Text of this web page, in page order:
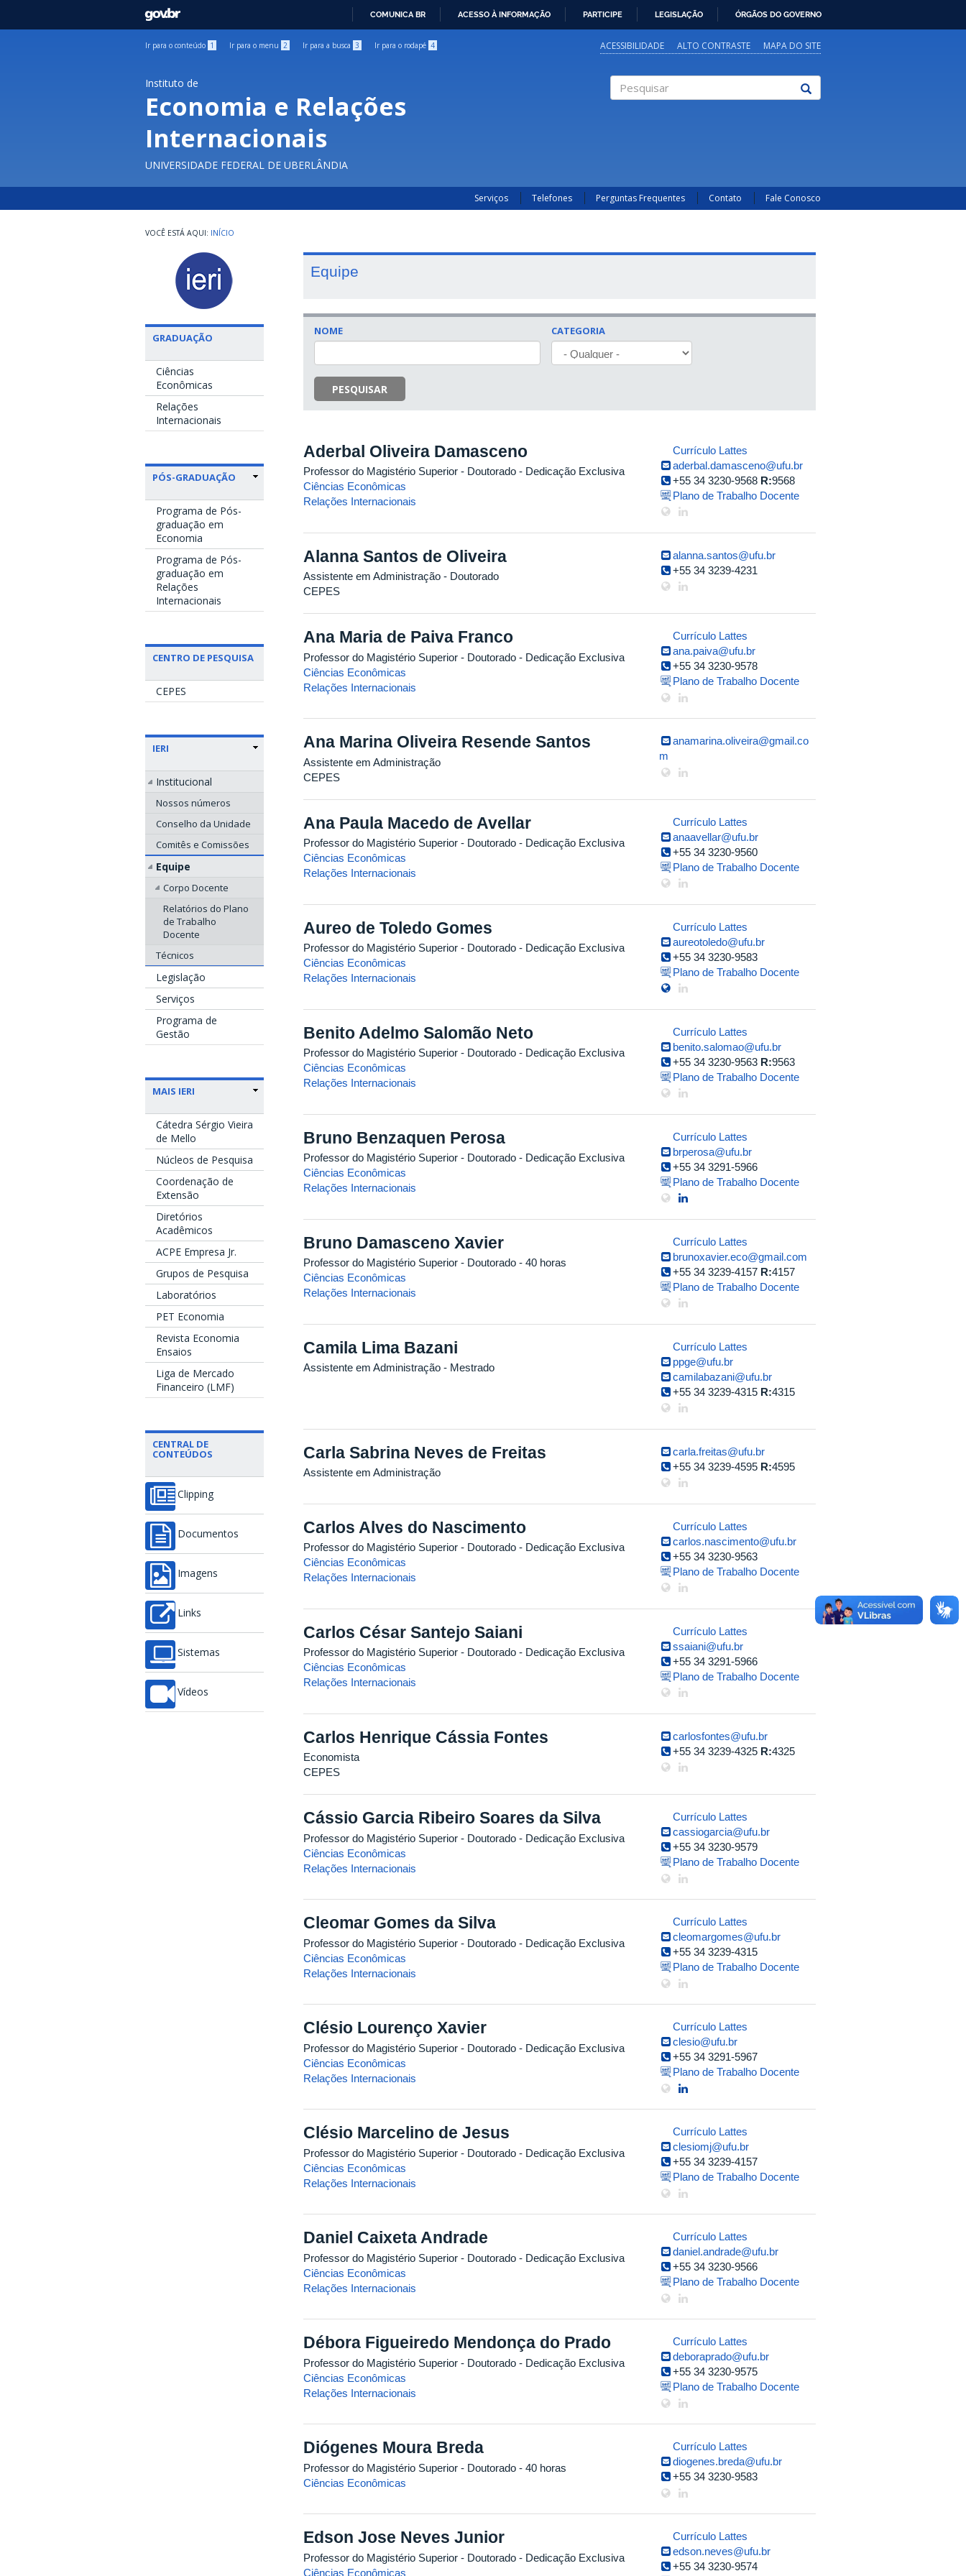
GOVBR
COMUNICA BR ACESSO À INFORMAÇÃO PARTICIPE LEGISLAÇÃO ÓRGÃOS DO GOVERNO
Ir para o conteúdo 1 Ir para o menu 2 Ir para a busca 3 Ir para o rodapé 4 ACESSIBILIDADE ALTO CONTRASTE MAPA DO SITE
Instituto de
Economia e Relações
Internacionais
UNIVERSIDADE FEDERAL DE UBERLÂNDIA
Serviços Telefones Perguntas Frequentes Contato Fale Conosco
INÍCIO
GRADUAÇÃO
Ciências
Econômicas
Relações
Internacionais
PÓS-GRADUAÇÃO
Programa de Pós-
graduação em
Economia
Programa de Pós-
graduação em
Relações
Internacionais
CENTRO DE PESQUISA
CEPES
IERI
Institucional
Nossos números
Conselho da Unidade
Comitês e Comissões
Equipe
Corpo Docente
Relatórios do Plano
de Trabalho
Docente
Técnicos
Legislação
Serviços
Programa de
Gestão
MAIS IERI
Cátedra Sérgio Vieira
de Mello
Núcleos de Pesquisa
Coordenação de
Extensão
Diretórios
Acadêmicos
ACPE Empresa Jr.
Grupos de Pesquisa
Laboratórios
PET Economia
Revista Economia
Ensaios
Liga de Mercado
Financeiro (LMF)
CENTRAL DE
CONTEÚDOS
Clipping
Documentos
Imagens
Links
Sistemas
Vídeos
Equipe
NOME CATEGORIA
PESQUISAR
Aderbal Oliveira Damasceno
Professor do Magistério Superior - Doutorado - Dedicação Exclusiva
Ciências Econômicas
Relações Internacionais
Currículo Lattes
aderbal.damasceno@ufu.br
+55 34 3230-9568 R:9568
Plano de Trabalho Docente
Alanna Santos de Oliveira
Assistente em Administração - Doutorado
CEPES
alanna.santos@ufu.br
+55 34 3239-4231
Ana Maria de Paiva Franco
Professor do Magistério Superior - Doutorado - Dedicação Exclusiva
Ciências Econômicas
Relações Internacionais
Currículo Lattes
ana.paiva@ufu.br
+55 34 3230-9578
Plano de Trabalho Docente
Ana Marina Oliveira Resende Santos
Assistente em Administração
CEPES
anamarina.oliveira@gmail.co
m
Ana Paula Macedo de Avellar
Professor do Magistério Superior - Doutorado - Dedicação Exclusiva
Ciências Econômicas
Relações Internacionais
Currículo Lattes
anaavellar@ufu.br
+55 34 3230-9560
Plano de Trabalho Docente
Aureo de Toledo Gomes
Professor do Magistério Superior - Doutorado - Dedicação Exclusiva
Ciências Econômicas
Relações Internacionais
Currículo Lattes
aureotoledo@ufu.br
+55 34 3230-9583
Plano de Trabalho Docente
Benito Adelmo Salomão Neto
Professor do Magistério Superior - Doutorado - Dedicação Exclusiva
Ciências Econômicas
Relações Internacionais
Currículo Lattes
benito.salomao@ufu.br
+55 34 3230-9563 R:9563
Plano de Trabalho Docente
Bruno Benzaquen Perosa
Professor do Magistério Superior - Doutorado - Dedicação Exclusiva
Ciências Econômicas
Relações Internacionais
Currículo Lattes
brperosa@ufu.br
+55 34 3291-5966
Plano de Trabalho Docente
Bruno Damasceno Xavier
Professor do Magistério Superior - Doutorado - 40 horas
Ciências Econômicas
Relações Internacionais
Currículo Lattes
brunoxavier.eco@gmail.com
+55 34 3239-4157 R:4157
Plano de Trabalho Docente
Camila Lima Bazani
Assistente em Administração - Mestrado
Currículo Lattes
ppge@ufu.br
camilabazani@ufu.br
+55 34 3239-4315 R:4315
Carla Sabrina Neves de Freitas
Assistente em Administração
carla.freitas@ufu.br
+55 34 3239-4595 R:4595
Carlos Alves do Nascimento
Professor do Magistério Superior - Doutorado - Dedicação Exclusiva
Ciências Econômicas
Relações Internacionais
Currículo Lattes
carlos.nascimento@ufu.br
+55 34 3230-9563
Plano de Trabalho Docente
Carlos César Santejo Saiani
Professor do Magistério Superior - Doutorado - Dedicação Exclusiva
Ciências Econômicas
Relações Internacionais
Currículo Lattes
ssaiani@ufu.br
+55 34 3291-5966
Plano de Trabalho Docente
Carlos Henrique Cássia Fontes
Economista
CEPES
carlosfontes@ufu.br
+55 34 3239-4325 R:4325
Cássio Garcia Ribeiro Soares da Silva
Professor do Magistério Superior - Doutorado - Dedicação Exclusiva
Ciências Econômicas
Relações Internacionais
Currículo Lattes
cassiogarcia@ufu.br
+55 34 3230-9579
Plano de Trabalho Docente
Cleomar Gomes da Silva
Professor do Magistério Superior - Doutorado - Dedicação Exclusiva
Ciências Econômicas
Relações Internacionais
Currículo Lattes
cleomargomes@ufu.br
+55 34 3239-4315
Plano de Trabalho Docente
Clésio Lourenço Xavier
Professor do Magistério Superior - Doutorado - Dedicação Exclusiva
Ciências Econômicas
Relações Internacionais
Currículo Lattes
clesio@ufu.br
+55 34 3291-5967
Plano de Trabalho Docente
Clésio Marcelino de Jesus
Professor do Magistério Superior - Doutorado - Dedicação Exclusiva
Ciências Econômicas
Relações Internacionais
Currículo Lattes
clesiomj@ufu.br
+55 34 3239-4157
Plano de Trabalho Docente
Daniel Caixeta Andrade
Professor do Magistério Superior - Doutorado - Dedicação Exclusiva
Ciências Econômicas
Relações Internacionais
Currículo Lattes
daniel.andrade@ufu.br
+55 34 3230-9566
Plano de Trabalho Docente
Débora Figueiredo Mendonça do Prado
Professor do Magistério Superior - Doutorado - Dedicação Exclusiva
Ciências Econômicas
Relações Internacionais
Currículo Lattes
deboraprado@ufu.br
+55 34 3230-9575
Plano de Trabalho Docente
Diógenes Moura Breda
Professor do Magistério Superior - Doutorado - 40 horas
Ciências Econômicas
Currículo Lattes
diogenes.breda@ufu.br
+55 34 3230-9583
Edson Jose Neves Junior
Professor do Magistério Superior - Doutorado - Dedicação Exclusiva
Ciências Econômicas
Currículo Lattes
edson.neves@ufu.br
+55 34 3230-9574